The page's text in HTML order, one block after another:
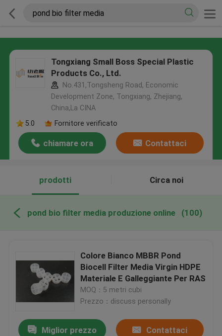
Tongxiang Small Boss Special Plastic
Products Co., Ltd.
No.431,Tongsheng Road, Economic
Development Zone, Tongxiang, Zhejiang,
China,La CINA
5.0
Fornitore verificato
chiamare ora Contattaci
prodotti Circa noi
pond bio filter media produzione online (100)
Colore Bianco MBBR Pond
Biocell Filter Media Virgin HDPE
Materiale E Galleggiante Per RAS
MOQ：5 metri cubi
Prezzo：discuss personally
Miglior prezzo Contattaci